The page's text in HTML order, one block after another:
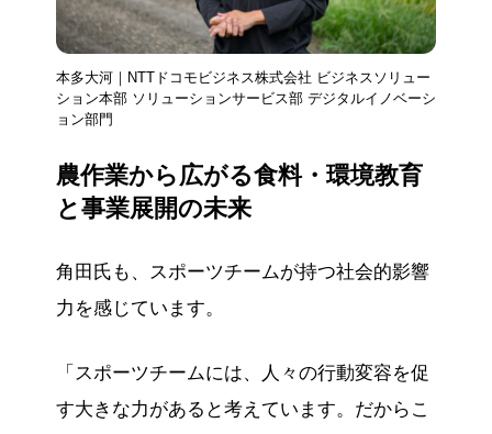
本多大河｜NTTドコモビジネス株式会社 ビジネスソリュー
ション本部 ソリューションサービス部 デジタルイノベーシ
ョン部門
農作業から広がる食料・環境教育
と事業展開の未来
角田氏も、スポーツチームが持つ社会的影響
力を感じています。
「スポーツチームには、人々の行動変容を促
す大きな力があると考えています。だからこ